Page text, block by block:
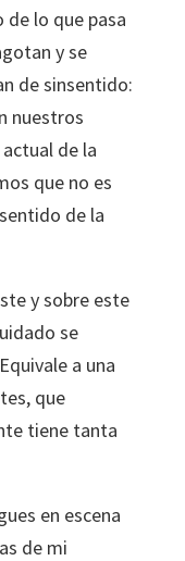
lo que pasa
y se
de sinsentido:
nuestros
de la
que no es
de la
y sobre este
se
a una
que
tiene tanta
en escena
de mi